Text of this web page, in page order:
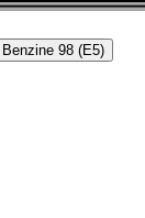
Benzine 98 (E5)